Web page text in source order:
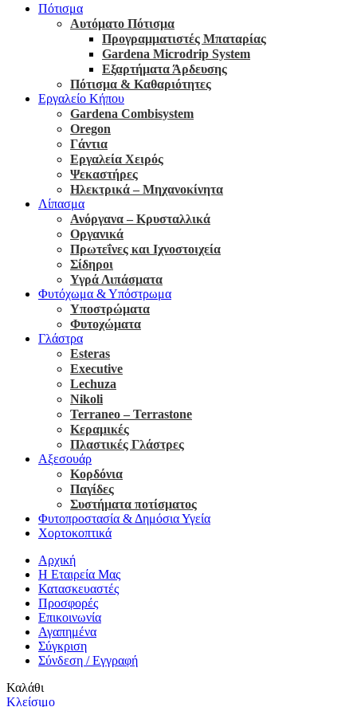
Πότισμα
Αυτόματο Πότισμα
Προγραμματιστές Μπαταρίας
Gardena Microdrip System
Εξαρτήματα Άρδευσης
Πότισμα & Καθαριότητες
Εργαλείο Κήπου
Gardena Combisystem
Oregon
Γάντια
Εργαλεία Χειρός
Ψεκαστήρες
Ηλεκτρικά – Μηχανοκίνητα
Λίπασμα
Ανόργανα – Κρυσταλλικά
Οργανικά
Πρωτεΐνες και Ιχνοστοιχεία
Σίδηροι
Υγρά Λιπάσματα
Φυτόχωμα & Υπόστρωμα
Υποστρώματα
Φυτοχώματα
Γλάστρα
Esteras
Executive
Lechuza
Nikoli
Terraneo – Terrastone
Κεραμικές
Πλαστικές Γλάστρες
Αξεσουάρ
Κορδόνια
Παγίδες
Συστήματα ποτίσματος
Φυτοπροστασία & Δημόσια Υγεία
Χορτοκοπτικά
Αρχική
Η Εταιρεία Μας
Κατασκευαστές
Προσφορές
Επικοινωνία
Αγαπημένα
Σύγκριση
Σύνδεση / Εγγραφή
Καλάθι
Κλείσιμο